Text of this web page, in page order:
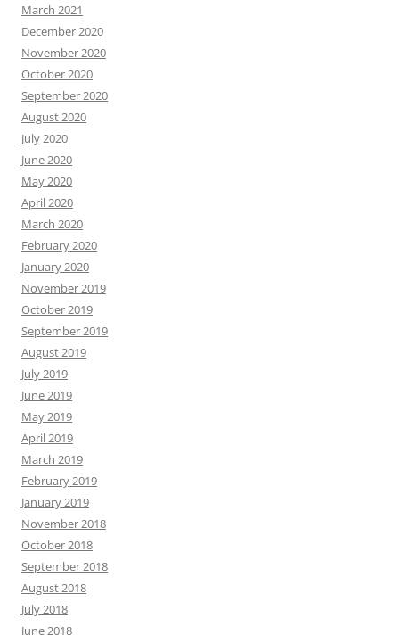
March 2021
December 2020
November 2020
October 2020
September 2020
August 2020
July 2020
June 2020
May 2020
April 2020
March 2020
February 2020
January 2020
November 2019
October 2019
September 2019
August 2019
July 2019
June 2019
May 2019
April 2019
March 2019
February 2019
January 2019
November 2018
October 2018
September 2018
August 2018
July 2018
June 2018